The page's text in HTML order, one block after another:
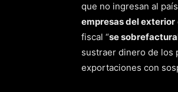
que no ingresan al
empresas del exterior
fiscal “se
sustraer dinero de los
exportaciones con